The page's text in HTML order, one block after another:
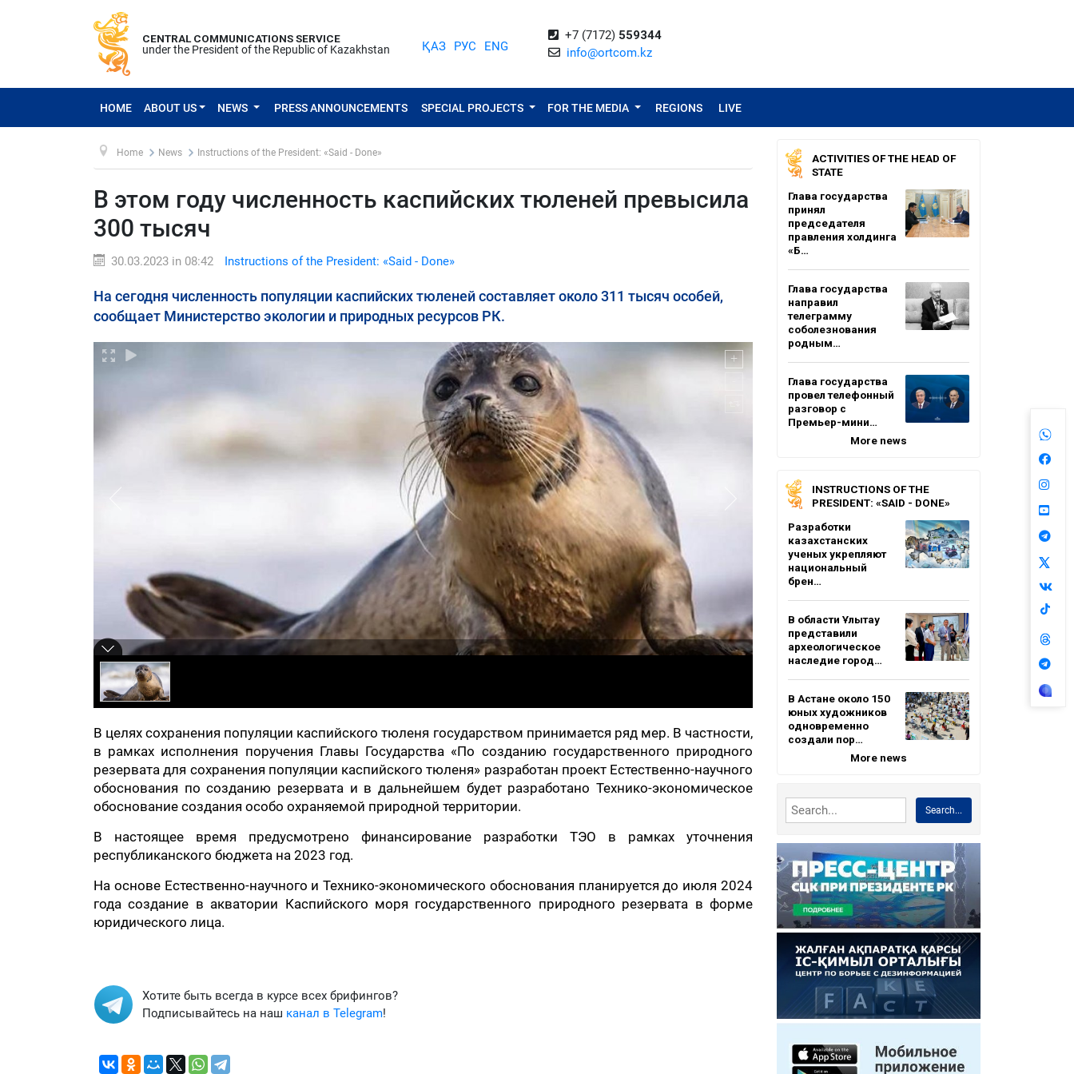
CENTRAL COMMUNICATIONS SERVICE
under the President of the Republic of Kazakhstan
ҚАЗ РУС ENG
+7 (7172) 559344
info@ortcom.kz
HOME ABOUT US NEWS PRESS ANNOUNCEMENTS SPECIAL PROJECTS FOR THE MEDIA REGIONS LIVE
Home News Instructions of the President: «Said - Done»
В этом году численность каспийских тюленей превысила
300 тысяч
30.03.2023 in 08:42 Instructions of the President: «Said - Done»
На сегодня численность популяции каспийских тюленей составляет около 311 тысяч особей,
сообщает Министерство экологии и природных ресурсов РК.
В целях сохранения популяции каспийского тюленя государством принимается ряд мер. В частности,
в рамках исполнения поручения Главы Государства «По созданию государственного природного
резервата для сохранения популяции каспийского тюленя» разработан проект Естественно-научного
обоснования по созданию резервата и в дальнейшем будет разработано Технико-экономическое
обоснование создания особо охраняемой природной территории.
В настоящее время предусмотрено финансирование разработки ТЭО в рамках уточнения
республиканского бюджета на 2023 год.
На основе Естественно-научного и Технико-экономического обоснования планируется до июля 2024
года создание в акватории Каспийского моря государственного природного резервата в форме
юридического лица.
Хотите быть всегда в курсе всех брифингов?
Подписывайтесь на наш канал в Telegram!
ACTIVITIES OF THE HEAD OF
STATE
Глава государства
принял
председателя
правления холдинга
«Б…
Глава государства
направил
телеграмму
соболезнования
родным…
Глава государства
провел телефонный
разговор с
Премьер-мини…
More news
INSTRUCTIONS OF THE
PRESIDENT: «SAID - DONE»
Разработки
казахстанских
ученых укрепляют
национальный
брен…
В области Ұлытау
представили
археологическое
наследие город…
В Астане около 150
юных художников
одновременно
создали пор…
More news
Search...